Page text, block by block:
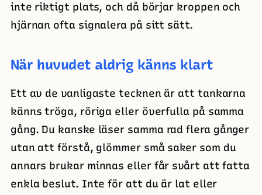
inte riktigt plats, och då börjar kroppen och
hjärnan ofta signalera på sitt sätt.
När huvudet aldrig känns klart
Ett av de vanligaste tecknen är att tankarna
känns tröga, röriga eller överfulla på samma
gång. Du kanske läser samma rad flera gånger
utan att förstå, glömmer små saker som du
annars brukar minnas eller får svårt att fatta
enkla beslut. Inte för att du är lat eller